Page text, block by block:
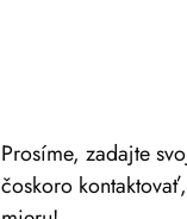
Prosíme, zadajte
čoskoro